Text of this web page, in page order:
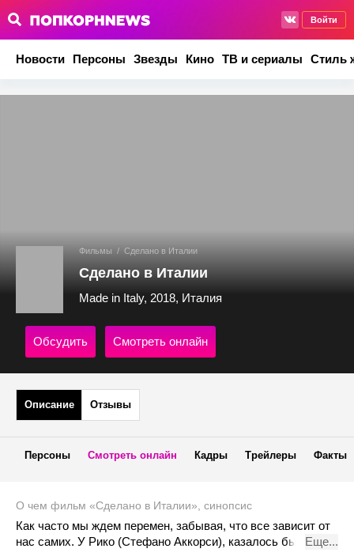
Войти
Новости Персоны Звезды Кино ТВ и сериалы Стиль
Фильмы / Сделано в Италии
Сделано в Италии
Made in Italy, 2018, Италия
Обсудить Смотреть онлайн
Описание Отзывы
Персоны Смотреть онлайн Кадры Трейлеры Факты
О чем фильм «Сделано в Италии», синопсис
Как часто мы ждем перемен, забывая, что все зависит от
нас самих. У Рико (Стефано Аккорси), казалось бы, есть
Еще...